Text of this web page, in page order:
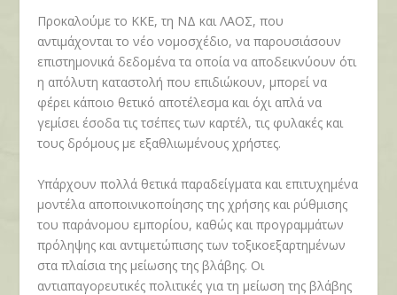
Προκαλούμε το ΚΚΕ, τη ΝΔ και ΛΑΟΣ, που
αντιμάχονται το νέο νομοσχέδιο, να παρουσιάσουν
επιστημονικά δεδομένα τα οποία να αποδεικνύουν ότι
η απόλυτη καταστολή που επιδιώκουν, μπορεί να
φέρει κάποιο θετικό αποτέλεσμα και όχι απλά να
γεμίσει έσοδα τις τσέπες των καρτέλ, τις φυλακές και
τους δρόμους με εξαθλιωμένους χρήστες.
Υπάρχουν πολλά θετικά παραδείγματα και επιτυχημένα
μοντέλα αποποινικοποίησης της χρήσης και ρύθμισης
του παράνομου εμπορίου, καθώς και προγραμμάτων
πρόληψης και αντιμετώπισης των τοξικοεξαρτημένων
στα πλαίσια της μείωσης της βλάβης. Οι
αντιαπαγορευτικές πολιτικές για τη μείωση της βλάβης